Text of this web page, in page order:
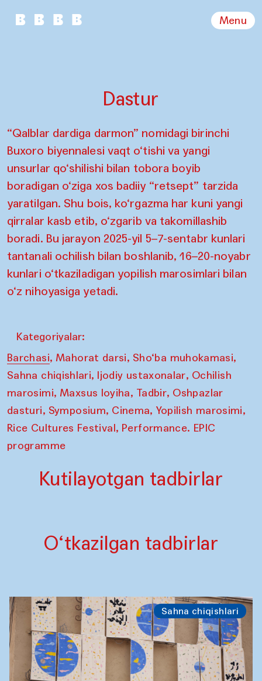
Menu
Dastur
“Qalblar dardiga darmon” nomidagi birinchi
Buxoro biyennalesi vaqt o‘tishi va yangi
unsurlar qo‘shilishi bilan tobora boyib
boradigan o‘ziga xos badiiy “retsept” tarzida
yaratilgan. Shu bois, ko‘rgazma har kuni yangi
qirralar kasb etib, o‘zgarib va takomillashib
boradi. Bu jarayon 2025-yil 5–7-sentabr kunlari
tantanali ochilish bilan boshlanib, 16–20-noyabr
kunlari o‘tkaziladigan yopilish marosimlari bilan
o‘z nihoyasiga yetadi.
Kategoriyalar:
Barchasi, Mahorat darsi, Sho‘ba muhokamasi,
Sahna chiqishlari, Ijodiy ustaxonalar, Ochilish
marosimi, Maxsus loyiha, Tadbir, Oshpazlar
dasturi, Symposium, Cinema, Yopilish marosimi,
Rice Cultures Festival, Performance. EPIC
programme
Kutilayotgan tadbirlar
O‘tkazilgan tadbirlar
Sahna chiqishlari